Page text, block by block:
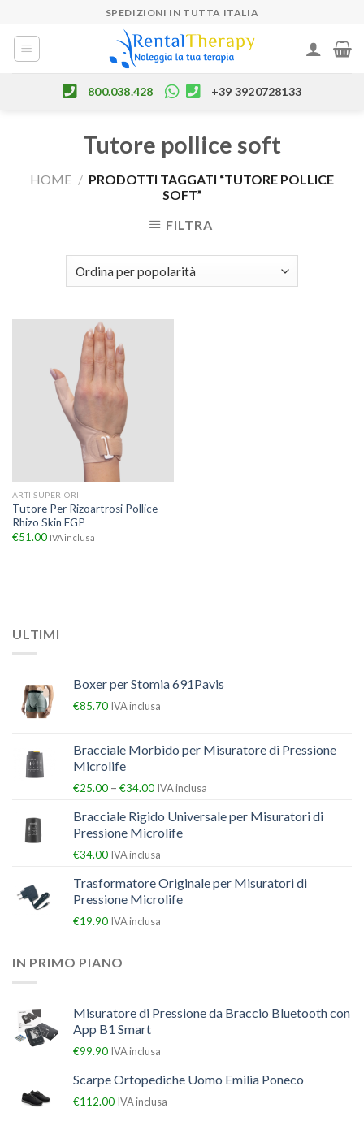
content
SPEDIZIONI IN TUTTA ITALIA
800.038.428 +39 3920728133
Tutore pollice soft
HOME / PRODOTTI TAGGATI “TUTORE POLLICE
SOFT”
FILTRA
ARTI SUPERIORI
Tutore Per Rizoartrosi Pollice
Rhizo Skin FGP
€51.00 IVA inclusa
ULTIMI
Boxer per Stomia 691Pavis
€85.70 IVA inclusa
Bracciale Morbido per Misuratore di Pressione
Microlife
€25.00 – €34.00 IVA inclusa
Bracciale Rigido Universale per Misuratori di
Pressione Microlife
€34.00 IVA inclusa
Trasformatore Originale per Misuratori di
Pressione Microlife
€19.90 IVA inclusa
IN PRIMO PIANO
Misuratore di Pressione da Braccio Bluetooth con
App B1 Smart
€99.90 IVA inclusa
Scarpe Ortopediche Uomo Emilia Poneco
€112.00 IVA inclusa